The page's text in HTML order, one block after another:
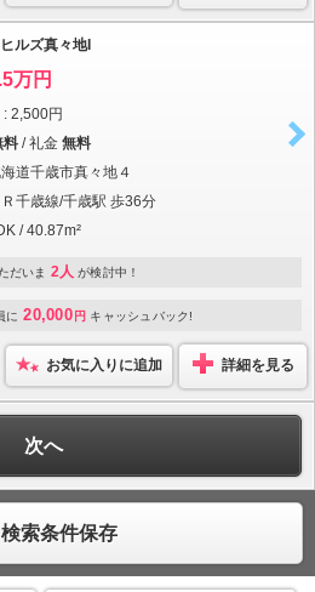
ルズ真々地I
万円
2,500円
料 / 礼金 無料
道千歳市真々地４
Ｒ千歳線/千歳駅 歩36分
/ 40.87m²
だいま 2人 が検討中！
に 20,000 円 キャッシュバック!
お気に入りに追加 詳細を見る
次へ
検索条件保存